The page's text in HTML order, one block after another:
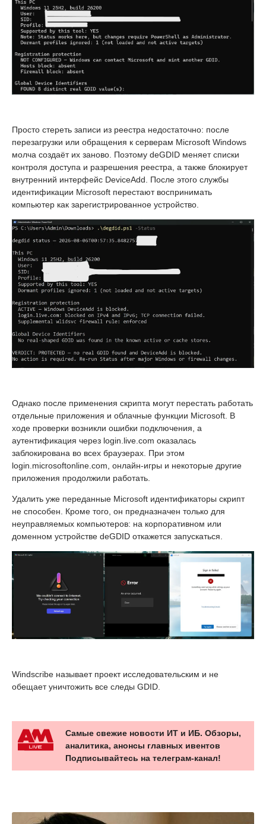
Просто стереть записи из реестра недостаточно: после
перезагрузки или обращения к серверам Microsoft Windows
молча создаёт их заново. Поэтому deGDID меняет списки
контроля доступа и разрешения реестра, а также блокирует
внутренний интерфейс DeviceAdd. После этого службы
идентификации Microsoft перестают воспринимать
компьютер как зарегистрированное устройство.
Однако после применения скрипта могут перестать работать
отдельные приложения и облачные функции Microsoft. В
ходе проверки возникли ошибки подключения, а
аутентификация через login.live.com оказалась
заблокирована во всех браузерах. При этом
login.microsoftonline.com, онлайн-игры и некоторые другие
приложения продолжили работать.
Удалить уже переданные Microsoft идентификаторы скрипт
не способен. Кроме того, он предназначен только для
неуправляемых компьютеров: на корпоративном или
доменном устройстве deGDID откажется запускаться.
Windscribe называет проект исследовательским и не
обещает уничтожить все следы GDID.
Самые свежие новости ИТ и ИБ. Обзоры,
аналитика, анонсы главных ивентов
Подписывайтесь на телеграм-канал!